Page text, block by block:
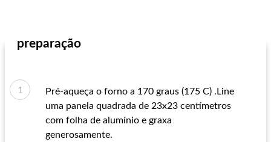
preparação
Pré-aqueça o forno a 170 graus (175 C) .Line
uma panela quadrada de 23x23 centímetros
com folha de alumínio e graxa
generosamente.